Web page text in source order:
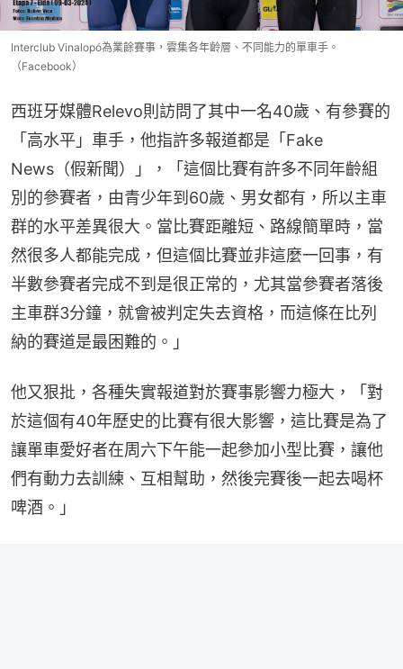
Interclub Vinalopó為業餘賽事，雲集各年齡層、不同能力的單車手。
（Facebook）
西班牙媒體Relevo則訪問了其中一名40歲、有參賽的
「高水平」車手，他指許多報道都是「Fake
News（假新聞）」，「這個比賽有許多不同年齡組
別的參賽者，由青少年到60歲、男女都有，所以主車
群的水平差異很大。當比賽距離短、路線簡單時，當
然很多人都能完成，但這個比賽並非這麼一回事，有
半數參賽者完成不到是很正常的，尤其當參賽者落後
主車群3分鐘，就會被判定失去資格，而這條在比列
納的賽道是最困難的。」
他又狠批，各種失實報道對於賽事影響力極大，「對
於這個有40年歷史的比賽有很大影響，這比賽是為了
讓單車愛好者在周六下午能一起參加小型比賽，讓他
們有動力去訓練、互相幫助，然後完賽後一起去喝杯
啤酒。」